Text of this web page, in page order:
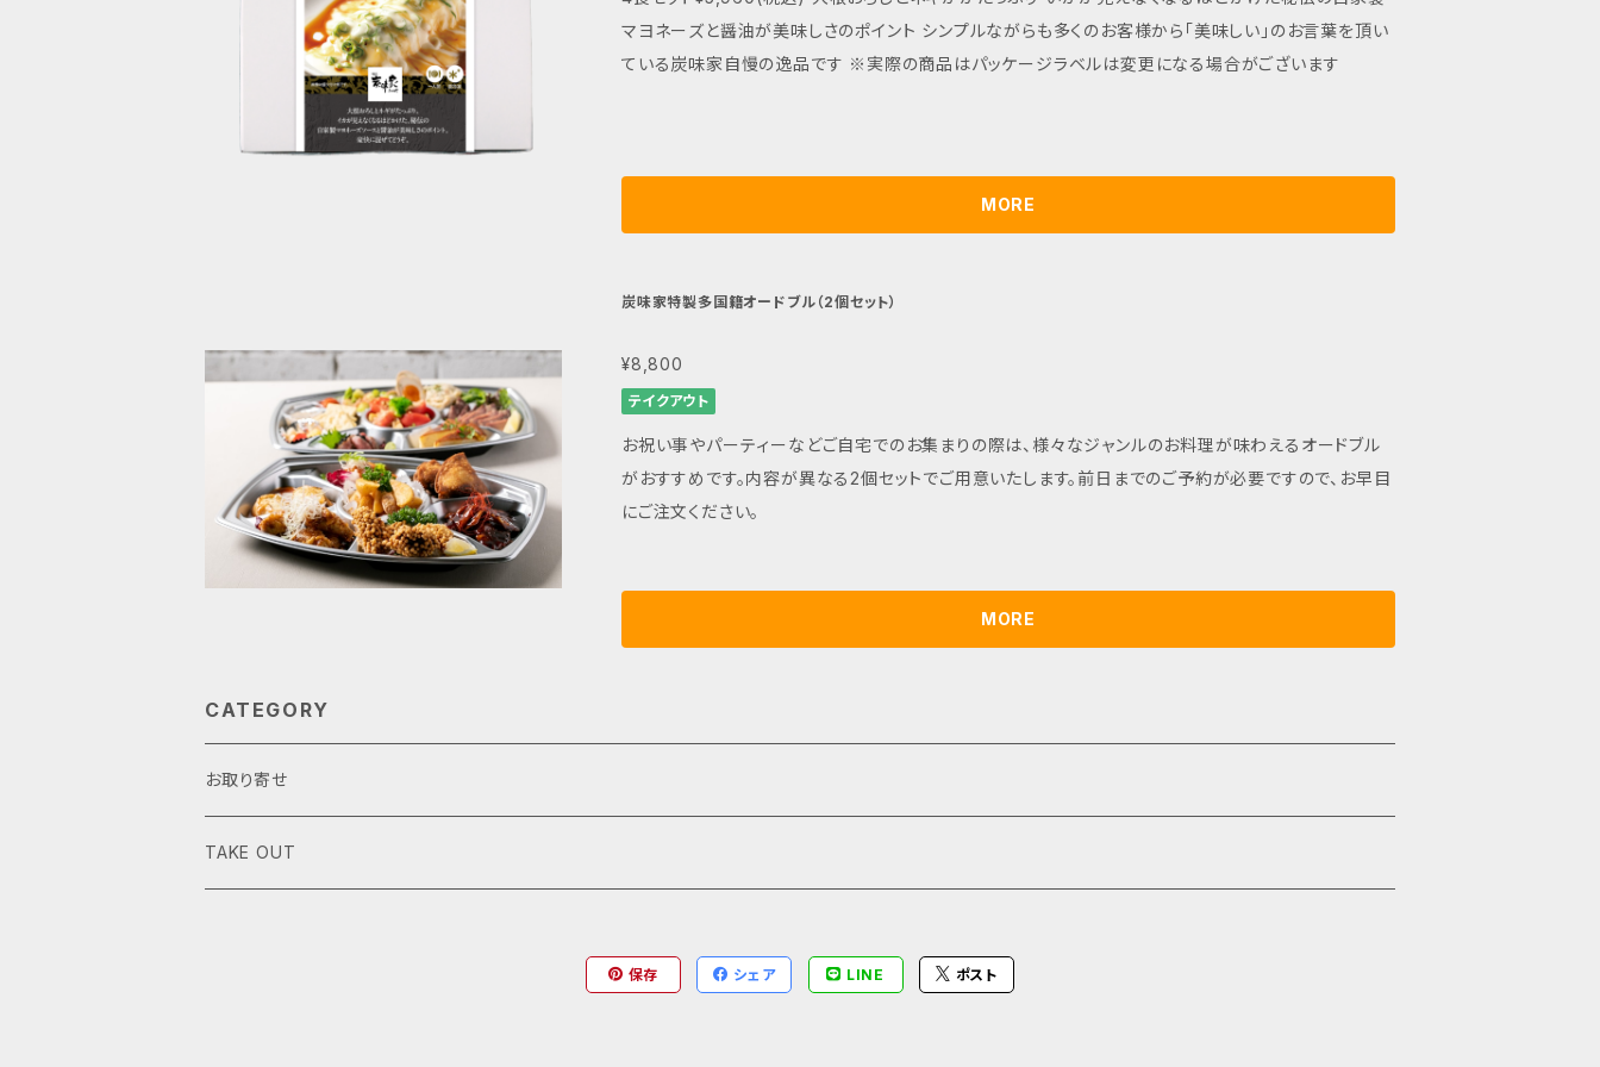
マヨネーズと醤油が美味しさのポイント シンプルながらも多くのお客様から「美味しい」のお言葉を頂い
ている炭味家自慢の逸品です ※実際の商品はパッケージラベルは変更になる場合がございます
MORE
炭味家特製多国籍オードブル（2個セット）
¥8,800
テイクアウト
お祝い事やパーティーなどご自宅でのお集まりの際は、様々なジャンルのお料理が味わえるオードブル
がおすすめです。内容が異なる2個セットでご用意いたします。前日までのご予約が必要ですので、お早目
にご注文ください。
MORE
CATEGORY
お取り寄せ
TAKE OUT
保存 シェア LINE ポスト